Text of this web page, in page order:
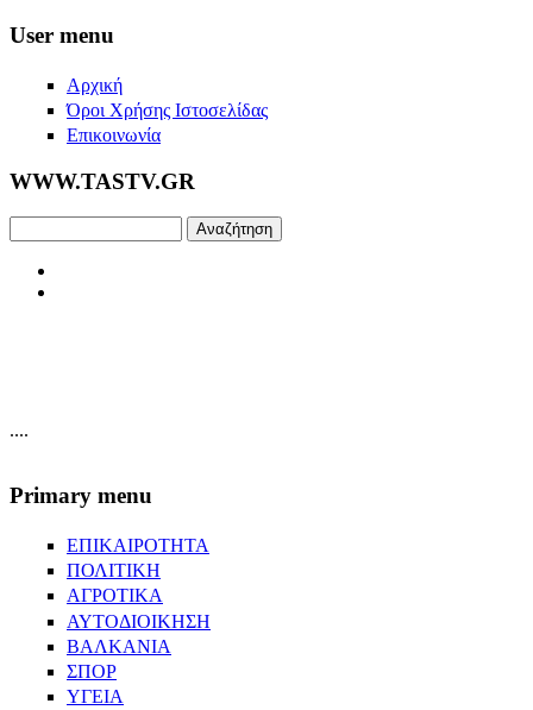
Skip to main content
User menu
Αρχική
Όροι Χρήσης Ιστοσελίδας
Επικοινωνία
WWW.TASTV.GR
....
Primary menu
ΕΠΙΚΑΙΡΟΤΗΤΑ
ΠΟΛΙΤΙΚΗ
ΑΓΡΟΤΙΚΑ
ΑΥΤΟΔΙΟΙΚΗΣΗ
ΒΑΛΚΑΝΙΑ
ΣΠΟΡ
ΥΓΕΙΑ